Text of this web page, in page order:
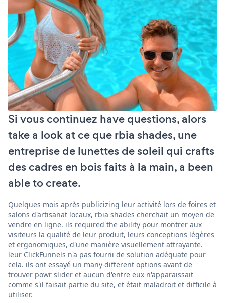
Si vous continuez have questions, alors
take a look at ce que rbia shades, une
entreprise de lunettes de soleil qui crafts
des cadres en bois faits à la main, a been
able to create.
Quelques mois après publicizing leur activité lors de foires et
salons d'artisanat locaux, rbia shades cherchait un moyen de
vendre en ligne. ils required the ability pour montrer aux
visiteurs la qualité de leur produit, leurs conceptions légères
et ergonomiques, d'une manière visuellement attrayante.
leur ClickFunnels n'a pas fourni de solution adéquate pour
cela. ils ont essayé un many different options avant de
trouver powr slider et aucun d'entre eux n'apparaissait
comme s'il faisait partie du site, et était maladroit et difficile à
utiliser.